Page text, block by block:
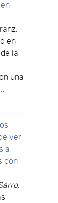
en
la
una
ver
a
con